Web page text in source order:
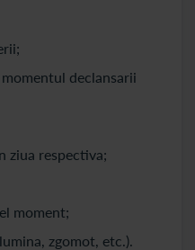
declansarii
ziua respectiva;
moment;
zgomot, etc.).